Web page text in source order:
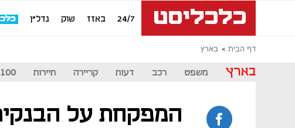
24/7 באזז שוק נדל"ן
דף הבית בארץ
בארץ משפט רכב דעות קריירה תיירות
המפקחת על